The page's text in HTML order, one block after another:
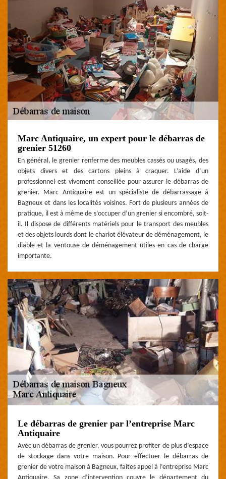
Marc Antiquaire, un expert pour le débarras de
grenier 51260
En général, le grenier renferme des meubles cassés ou usagés, des
objets divers et des cartons pleins à craquer. L’aide d’un
professionnel est vivement conseillée pour assurer le débarras de
grenier. Marc Antiquaire est un spécialiste de débarrassage à
Bagneux et dans les localités voisines. Fort de plusieurs années de
pratique, il est à même de s’occuper d’un grenier si encombré, soit-
il. Il dispose de différents matériels pour le transport des meubles
et des objets lourds dont le chariot élévateur de déménagement, le
diable et la ventouse de déménagement utiles en cas de charge
importante.
Le débarras de grenier par l’entreprise Marc
Antiquaire
Avec un débarras de grenier, vous pourrez profiter de plus d’espace
de stockage dans votre maison. Pour effectuer le débarras de
grenier de votre maison à Bagneux, faites appel à l’entreprise Marc
Antiquaire. Sa zone d’intervention couvre le département du